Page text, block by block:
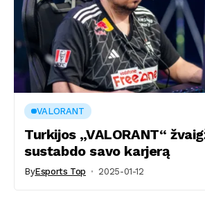
VALORANT
Turkijos „VALORANT“
sustabdo savo karjerą
ByEsports Top 2025-01-12